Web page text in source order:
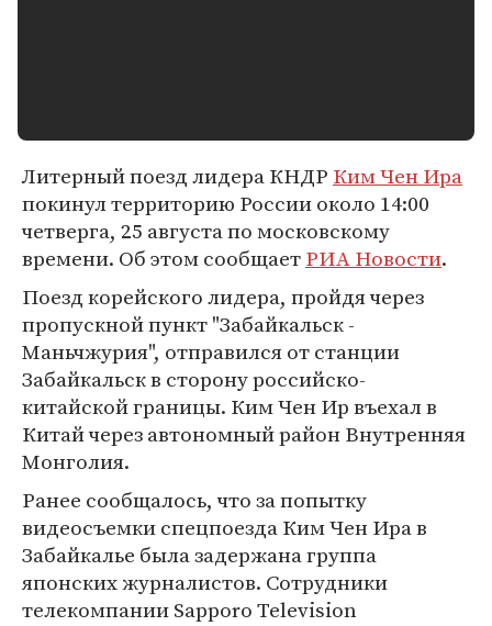
Литерный поезд лидера КНДР Ким Чен Ира
покинул территорию России около 14:00
четверга, 25 августа по московскому
времени. Об этом сообщаетРИА Новости.
Поезд корейского лидера, пройдя через
пропускной пункт "Забайкальск -
Маньчжурия", отправился от станции
Забайкальск в сторону российско-
китайской границы. Ким Чен Ир въехал в
Китай через автономный район Внутренняя
Монголия.
Ранее сообщалось, что за попытку
видеосъемки спецпоезда Ким Чен Ира в
Забайкалье была задержана группа
японских журналистов. Сотрудники
телекомпании Sapporo Television